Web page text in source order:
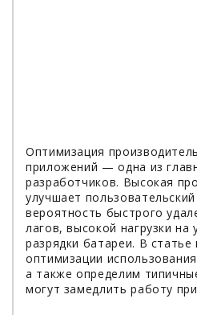
Оптимизация
приложений — одна из
разработчиков. Высокая
улучшает
вероятность быстрого
лагов, высокой нагрузки на
разрядки батареи. В
оптимизации
а также определим
могут замедлить работу